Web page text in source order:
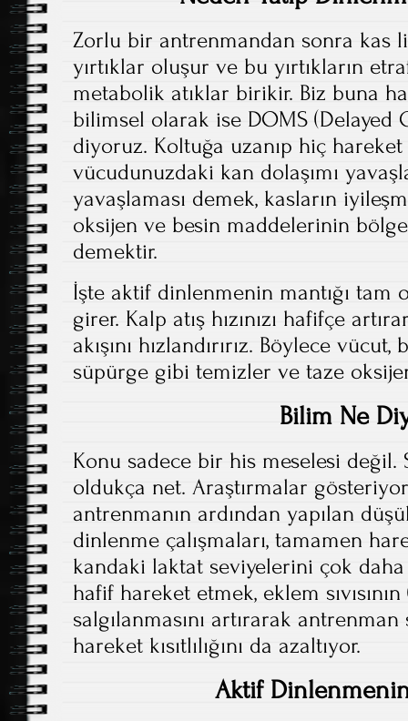
Zorlu bir antrenmandan sonra kas
yırtıklar oluşur ve bu yırtıkların
metabolik atıklar birikir. Biz buna
bilimsel olarak ise DOMS (Delayed
diyoruz. Koltuğa uzanıp hiç
vücudunuzdaki kan dolaşımı
yavaşlaması demek, kasların
oksijen ve besin maddelerinin
demektir.
İşte aktif dinlenmenin mantığı tam
girer. Kalp atış hızınızı hafifçe
akışını hızlandırırız. Böylece
süpürge gibi temizler ve taze
Bilim Ne
Konu sadece bir his meselesi
oldukça net. Araştırmalar
antrenmanın ardından yapılan
dinlenme çalışmaları, tamamen
kandaki laktat seviyelerini çok daha
hafif hareket etmek, eklem sıvısının
salgılanmasını artırarak
hareket kısıtlılığını da azaltıyor.
Aktif Dinlenmenin